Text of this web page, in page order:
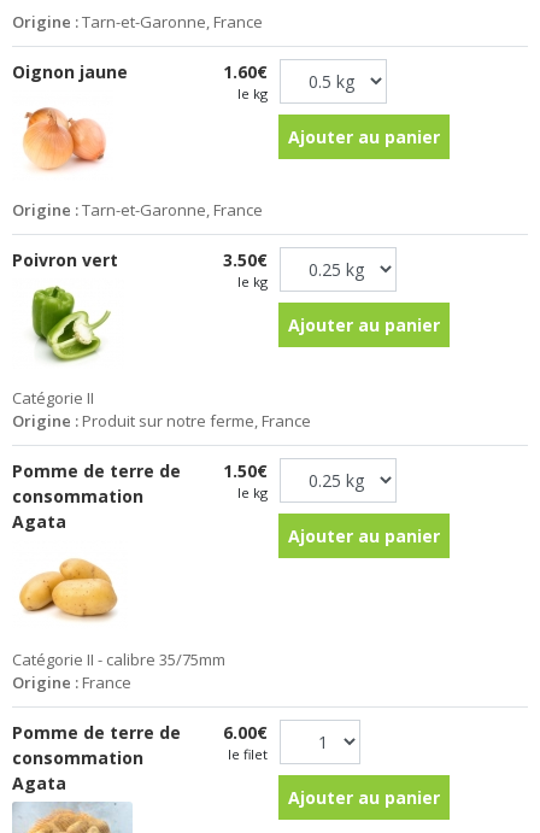
Origine :Tarn-et-Garonne, France
Oignon jaune 1.60€
le kg
Ajouter au panier
Origine :Tarn-et-Garonne, France
Poivron vert 3.50€
le kg
Ajouter au panier
Catégorie II
Origine : Produit sur notre ferme, France
Pomme de terre de
consommation
Agata
1.50€
le kg
Ajouter au panier
Catégorie II - calibre 35/75mm
Origine : France
Pomme de terre de
consommation
Agata
6.00€
le filet
Ajouter au panier